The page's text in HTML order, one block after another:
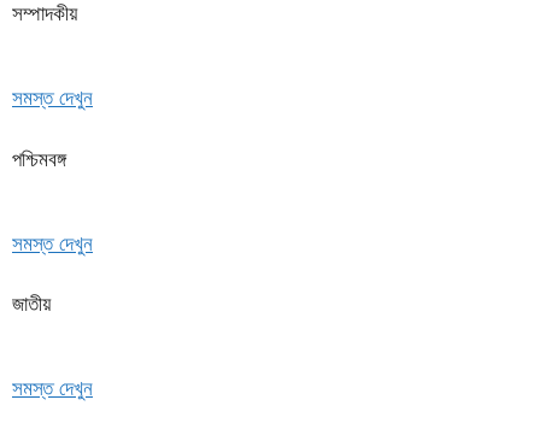
সম্পাদকীয়
সমস্ত দেখুন
পশ্চিমবঙ্গ
সমস্ত দেখুন
জাতীয়
সমস্ত দেখুন